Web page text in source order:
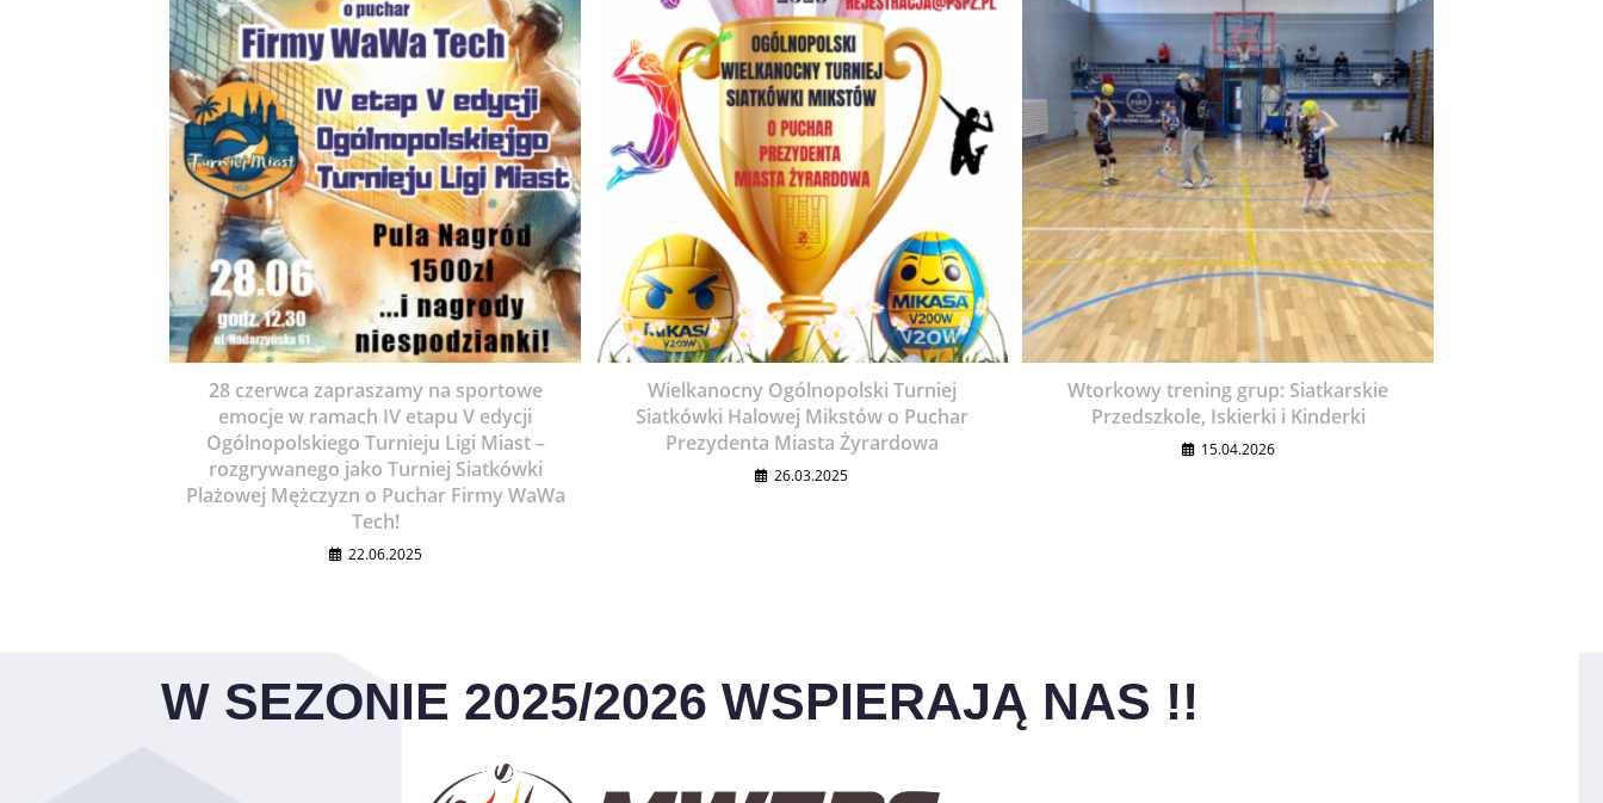
28 czerwca zapraszamy na sportowe
emocje w ramach IV etapu V edycji
Ogólnopolskiego Turnieju Ligi Miast –
rozgrywanego jako Turniej Siatkówki
Plażowej Mężczyzn o Puchar Firmy WaWa
Tech!
22.06.2025
Wielkanocny Ogólnopolski Turniej
Siatkówki Halowej Mikstów o Puchar
Prezydenta Miasta Żyrardowa
26.03.2025
Wtorkowy trening grup: Siatkarskie
Przedszkole, Iskierki i Kinderki
15.04.2026
W SEZONIE 2025/2026 WSPIERAJĄ NAS !!